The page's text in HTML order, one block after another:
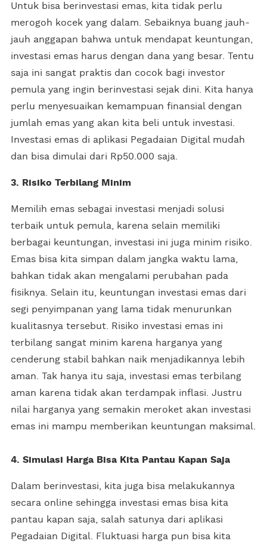
Untuk bisa berinvestasi emas, kita tidak perlu
merogoh kocek yang dalam. Sebaiknya buang jauh-
jauh anggapan bahwa untuk mendapat keuntungan,
investasi emas harus dengan dana yang besar. Tentu
saja ini sangat praktis dan cocok bagi investor
pemula yang ingin berinvestasi sejak dini. Kita hanya
perlu menyesuaikan kemampuan finansial dengan
jumlah emas yang akan kita beli untuk investasi.
Investasi emas di aplikasi Pegadaian Digital mudah
dan bisa dimulai dari Rp50.000 saja.
3. Risiko Terbilang Minim
Memilih emas sebagai investasi menjadi solusi
terbaik untuk pemula, karena selain memiliki
berbagai keuntungan, investasi ini juga minim risiko.
Emas bisa kita simpan dalam jangka waktu lama,
bahkan tidak akan mengalami perubahan pada
fisiknya. Selain itu, keuntungan investasi emas dari
segi penyimpanan yang lama tidak menurunkan
kualitasnya tersebut. Risiko investasi emas ini
terbilang sangat minim karena harganya yang
cenderung stabil bahkan naik menjadikannya lebih
aman. Tak hanya itu saja, investasi emas terbilang
aman karena tidak akan terdampak inflasi. Justru
nilai harganya yang semakin meroket akan investasi
emas ini mampu memberikan keuntungan maksimal.
4. Simulasi Harga Bisa Kita Pantau Kapan Saja
Dalam berinvestasi, kita juga bisa melakukannya
secara online sehingga investasi emas bisa kita
pantau kapan saja, salah satunya dari aplikasi
Pegadaian Digital. Fluktuasi harga pun bisa kita